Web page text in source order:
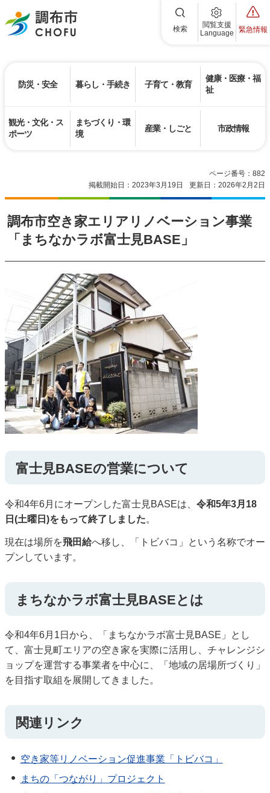
調布市 検索
閲覧支援
Language
緊急情報
防災・安全 暮らし・手続き 子育て・教育
健康・医療・福
祉
観光・文化・ス
ポーツ
まちづくり・環
境
産業・しごと 市政情報
ページ番号：882
掲載開始日：2023年3月19日
更新日：2026年2月2日
調布市空き家エリアリノベーション事業
「まちなかラボ富士見BASE」
富士見BASEの営業について
令和4年6月にオープンした富士見BASEは、 令和5年3月18
日(土曜日)をもって終了しました。
現在は場所を飛田給へ移し、「トビバコ」という名称でオー
プンしています。
まちなかラボ富士見BASEとは
令和4年6月1日から、「まちなかラボ富士見BASE」とし
て、富士見町エリアの空き家を実際に活用し、チャレンジシ
ョップを運営する事業者を中心に、「地域の居場所づくり」
を目指す取組を展開してきました。
関連リンク
空き家等リノベーション促進事業「トビバコ」
まちの「つながり」プロジェクト